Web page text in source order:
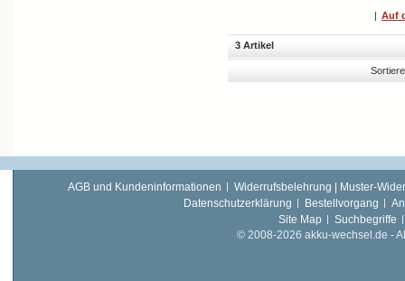
| Auf
3 Artikel
AGB und Kundeninformationen
Widerrufsbelehrung | Muster-
Datenschutzerklärung
Bestellvorgang
Site Map
Suchbegriffe
© 2008-2026 akku-wechsel.de -